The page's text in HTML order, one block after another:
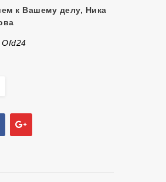
к Вашему делу, Ника
Оfd24